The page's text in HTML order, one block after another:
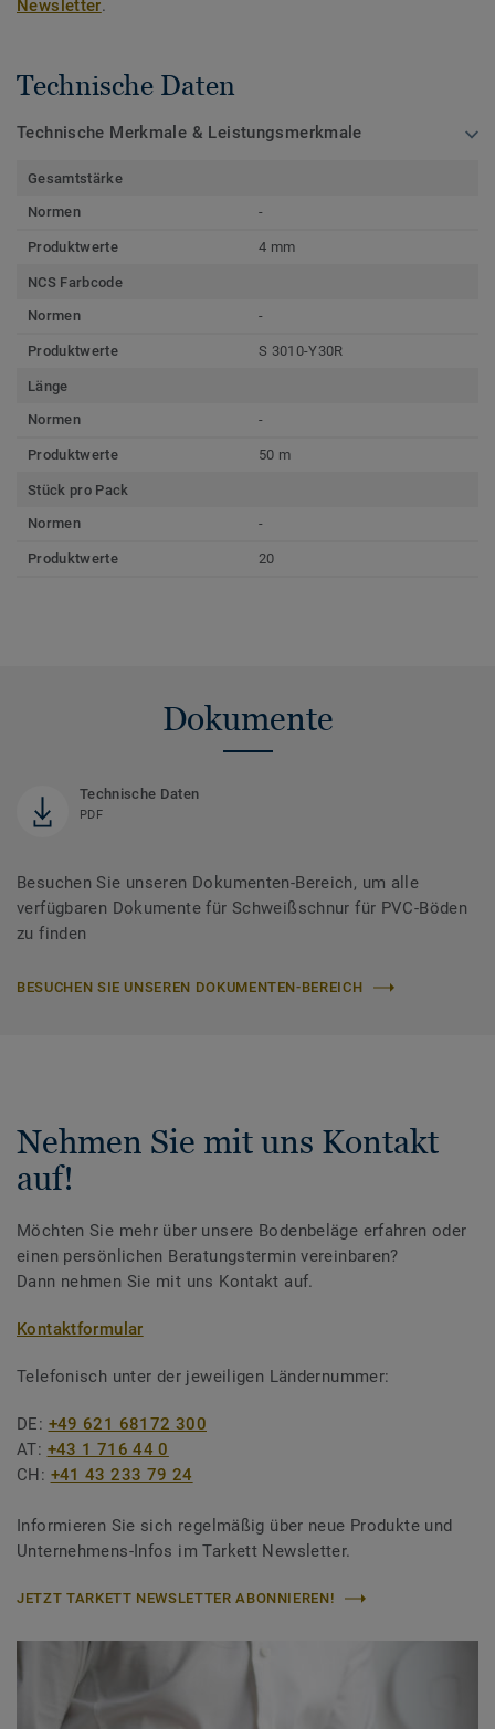
Newsletter.
Technische Daten
Technische Merkmale & Leistungsmerkmale
Gesamtstärke
Normen
-
Produktwerte 4 mm
NCS Farbcode
Normen
-
Produktwerte S 3010-Y30R
Länge
Normen
-
Produktwerte 50 m
Stück pro Pack
Normen
-
Produktwerte 20
Dokumente
Technische Daten
PDF
Besuchen Sie unseren Dokumenten-Bereich, um alle
verfügbaren Dokumente für Schweißschnur für PVC-Böden
zu finden
BESUCHEN SIE UNSEREN DOKUMENTEN-BEREICH
Nehmen Sie mit uns Kontakt
auf!
Möchten Sie mehr über unsere Bodenbeläge erfahren oder
einen persönlichen Beratungstermin vereinbaren?
Dann nehmen Sie mit uns Kontakt auf.
Kontaktformular
Telefonisch unter der jeweiligen Ländernummer:
DE: +49 621 68172 300
AT: +43 1 716 44 0
CH: +41 43 233 79 24
Informieren Sie sich regelmäßig über neue Produkte und
Unternehmens-Infos im Tarkett Newsletter.
JETZT TARKETT NEWSLETTER ABONNIEREN!